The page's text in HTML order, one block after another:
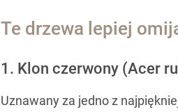
Te drzewa lepiej
1. Klon czerwony (Acer
Uznawany za jedno z